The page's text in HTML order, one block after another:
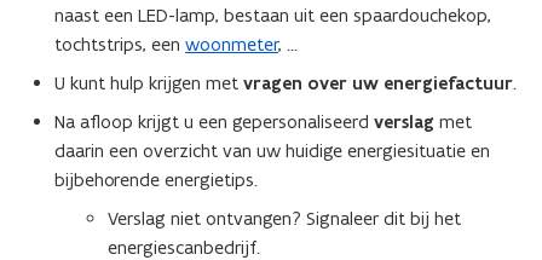
naast een LED-lamp, bestaan uit een spaardouchekop,
tochtstrips, een woonmeter, …
U kunt hulp krijgen met vragen over uw energiefactuur.
Na afloop krijgt u een gepersonaliseerd verslag met
daarin een overzicht van uw huidige energiesituatie en
bijbehorende energietips.
Verslag niet ontvangen? Signaleer dit bij het
energiescanbedrijf.